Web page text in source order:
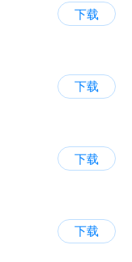
下载
下载
下载
下载